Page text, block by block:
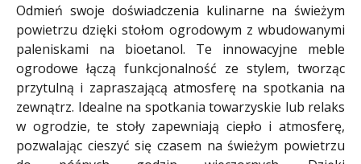
Odmień swoje doświadczenia kulinarne na świeżym
powietrzu dzięki stołom ogrodowym z wbudowanymi
paleniskami na bioetanol. Te innowacyjne meble
ogrodowe łączą funkcjonalność ze stylem, tworząc
przytulną i zapraszającą atmosferę na spotkania na
zewnątrz. Idealne na spotkania towarzyskie lub relaks
w ogrodzie, te stoły zapewniają ciepło i atmosferę,
pozwalając cieszyć się czasem na świeżym powietrzu